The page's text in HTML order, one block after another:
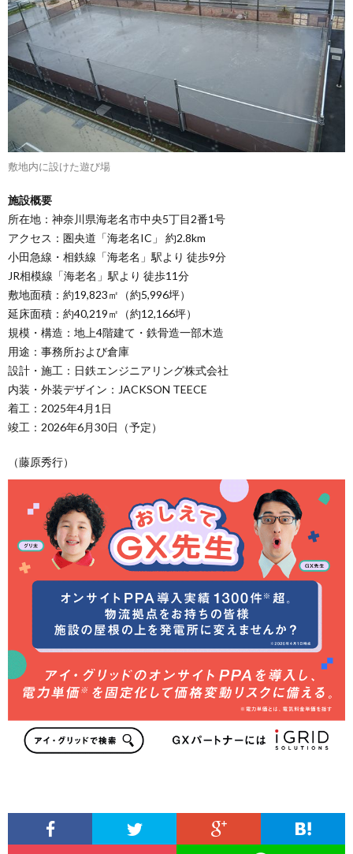
敷地内に設けた遊び場
施設概要
所在地：神奈川県海老名市中央5丁目2番1号
アクセス：圏央道「海老名IC」 約2.8km
小田急線・相鉄線「海老名」駅より 徒歩9分
JR相模線「海老名」駅より 徒歩11分
敷地面積：約19,823㎡（約5,996坪）
延床面積：約40,219㎡（約12,166坪）
規模・構造：地上4階建て・鉄骨造一部木造
用途：事務所および倉庫
設計・施工：日鉄エンジニアリング株式会社
内装・外装デザイン：JACKSON TEECE
着工：2025年4月1日
竣工：2026年6月30日（予定）
（藤原秀行）